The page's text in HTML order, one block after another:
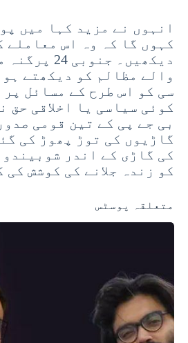
انہوں نے مزید کہا میں
کہوں گا کہ وہ اس معاملے
دیکھیں۔
والے مظالم کو دیکھتے
سی کو اس طرح کے مسائل پر
کوئی سیاسی یا اخلاقی حق
بی جے پی کے تین قومی
گاڑیوں کی توڑ پھوڑ کی
کی گاڑی کے اندر
کو زندہ جلانے کی کوشش کی
متعلقہ پوسٹس